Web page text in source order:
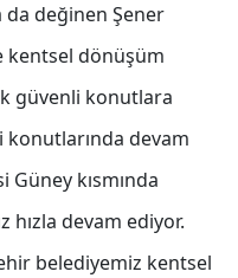
da değinen Şener
kentsel dönüşüm
güvenli konutlara
devam
kısmında
hızla devam ediyor.
belediyemiz kentsel